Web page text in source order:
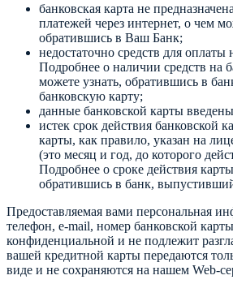
банковская карта не
платежей через интернет, о чем
обратившись в Ваш Банк;
недостаточно средств для оплаты
Подробнее о наличии средств на
можете узнать, обратившись в
банковскую карту;
данные банковской карты
истек срок действия банковской
карты, как правило, указан на
(это месяц и год, до которого
Подробнее о сроке действия
обратившись в банк,
Предоставляемая вами персональная
телефон, e-mail, номер банковской
конфиденциальной и не подлежит
вашей кредитной карты передаются
виде и не сохраняются на нашем Web-